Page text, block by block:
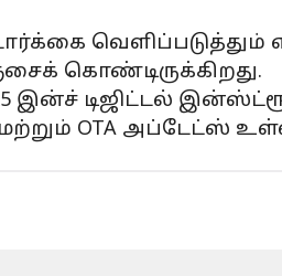
கொண்டிருக்கிறது.
இன்ச் டிஜிட்டல்
OTA அப்டேட்ஸ்